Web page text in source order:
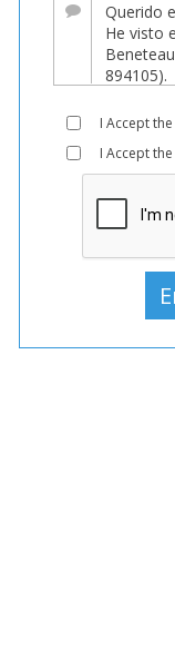
I Accept the
I Accept the